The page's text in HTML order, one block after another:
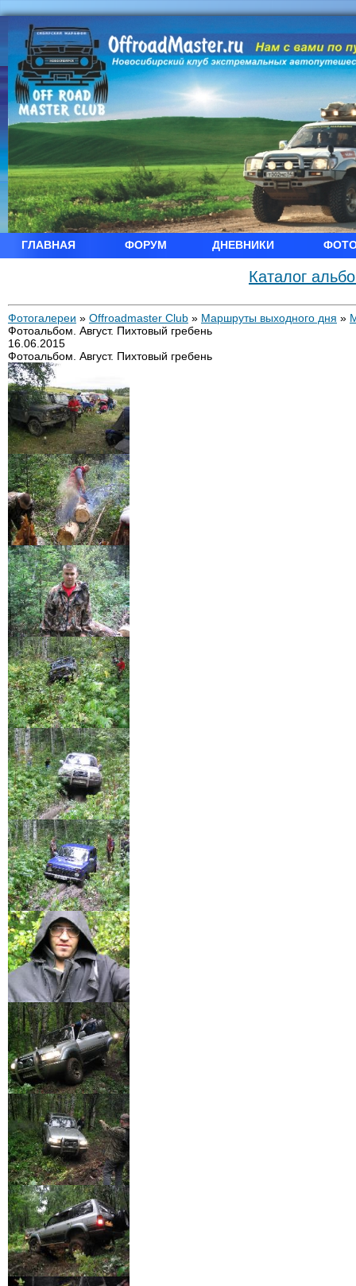
ГЛАВНАЯ ФОРУМ ДНЕВНИКИ
Каталог
Фотогалереи » Offroadmaster Club » Маршруты выходного дня »
Фотоальбом. Август. Пихтовый гребень
16.06.2015
Фотоальбом. Август. Пихтовый гребень